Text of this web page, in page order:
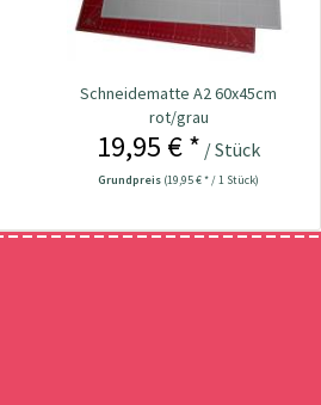
Schneidematte A2 60x45cm
rot/grau
19,95 € * / Stück
Grundpreis (19,95 € * / 1 Stück)